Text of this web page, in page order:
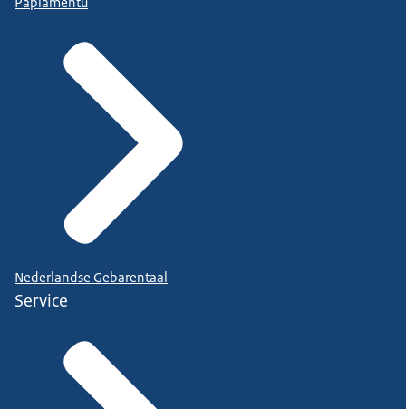
Nederlandse Gebarentaal
Service